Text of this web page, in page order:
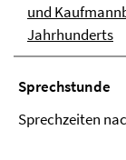
und
Jahrhunderts
Sprechstunde
Sprechzeiten